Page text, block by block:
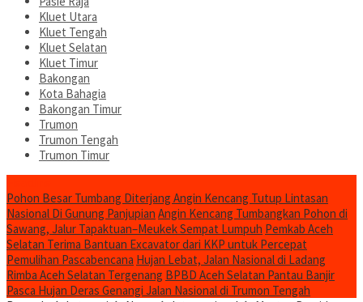
Kluet Utara
Kluet Tengah
Kluet Selatan
Kluet Timur
Bakongan
Kota Bahagia
Bakongan Timur
Trumon
Trumon Tengah
Trumon Timur
Pohon Besar Tumbang Diterjang Angin Kencang Tutup Lintasan
Nasional Di Gunung Panjupian Angin Kencang Tumbangkan Pohon di
Sawang, Jalur Tapaktuan–Meukek Sempat Lumpuh Pemkab Aceh
Selatan Terima Bantuan Excavator dari KKP untuk Percepat
Pemulihan Pascabencana Hujan Lebat, Jalan Nasional di Ladang
Rimba Aceh Selatan Tergenang BPBD Aceh Selatan Pantau Banjir
Pasca Hujan Deras Genangi Jalan Nasional di Trumon Tengah